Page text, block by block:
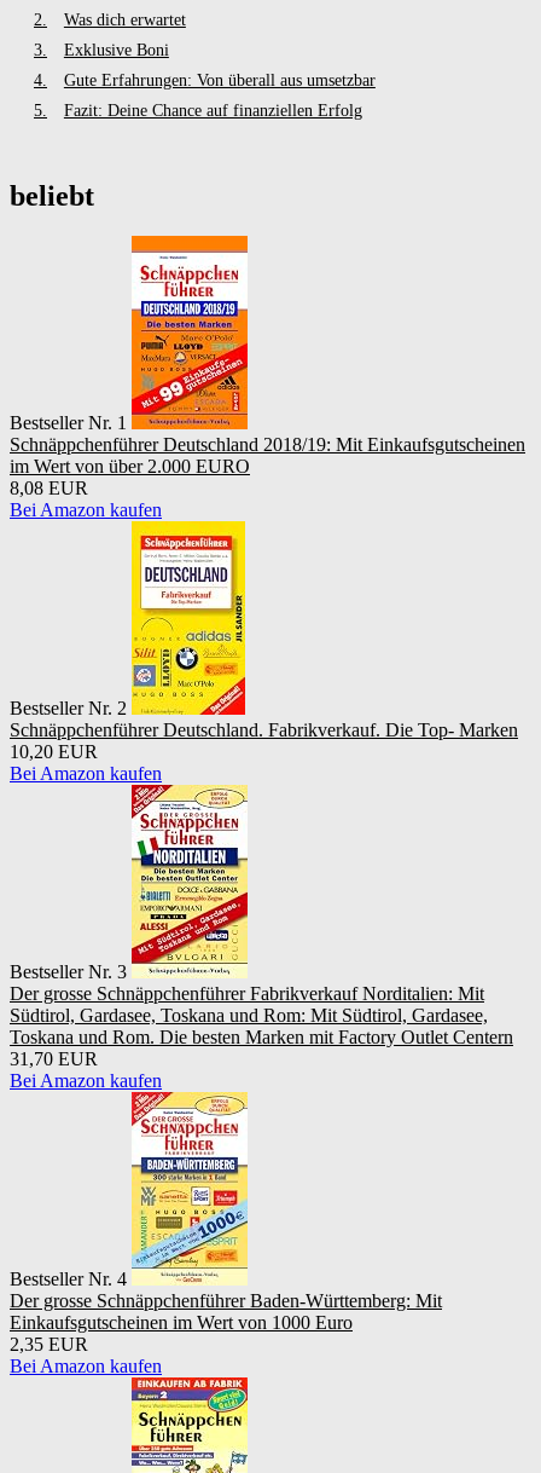
Was dich erwartet
Exklusive Boni
Gute Erfahrungen: Von überall aus umsetzbar
Fazit: Deine Chance auf finanziellen Erfolg
beliebt
Bestseller Nr. 1
Schnäppchenführer Deutschland 2018/19: Mit Einkaufsgutscheinen
im Wert von über 2.000 EURO
8,08 EUR
Bei Amazon kaufen
Bestseller Nr. 2
Schnäppchenführer Deutschland. Fabrikverkauf. Die Top- Marken
10,20 EUR
Bei Amazon kaufen
Bestseller Nr. 3
Der grosse Schnäppchenführer Fabrikverkauf Norditalien: Mit
Südtirol, Gardasee, Toskana und Rom: Mit Südtirol, Gardasee,
Toskana und Rom. Die besten Marken mit Factory Outlet Centern
31,70 EUR
Bei Amazon kaufen
Bestseller Nr. 4
Der grosse Schnäppchenführer Baden-Württemberg: Mit
Einkaufsgutscheinen im Wert von 1000 Euro
2,35 EUR
Bei Amazon kaufen